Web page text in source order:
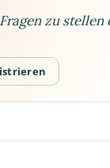
zu stellen